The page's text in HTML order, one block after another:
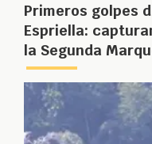
Primeros golpes
Espriella:
la Segunda